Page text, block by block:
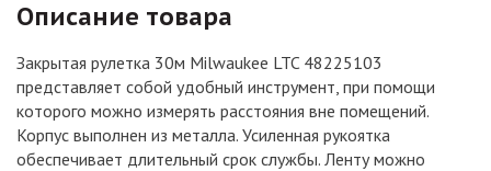
Описание товара
Закрытая рулетка 30м Milwaukee LTC 48225103
представляет собой удобный инструмент, при помощи
которого можно измерять расстояния вне помещений.
Корпус выполнен из металла. Усиленная рукоятка
обеспечивает длительный срок службы. Ленту можно